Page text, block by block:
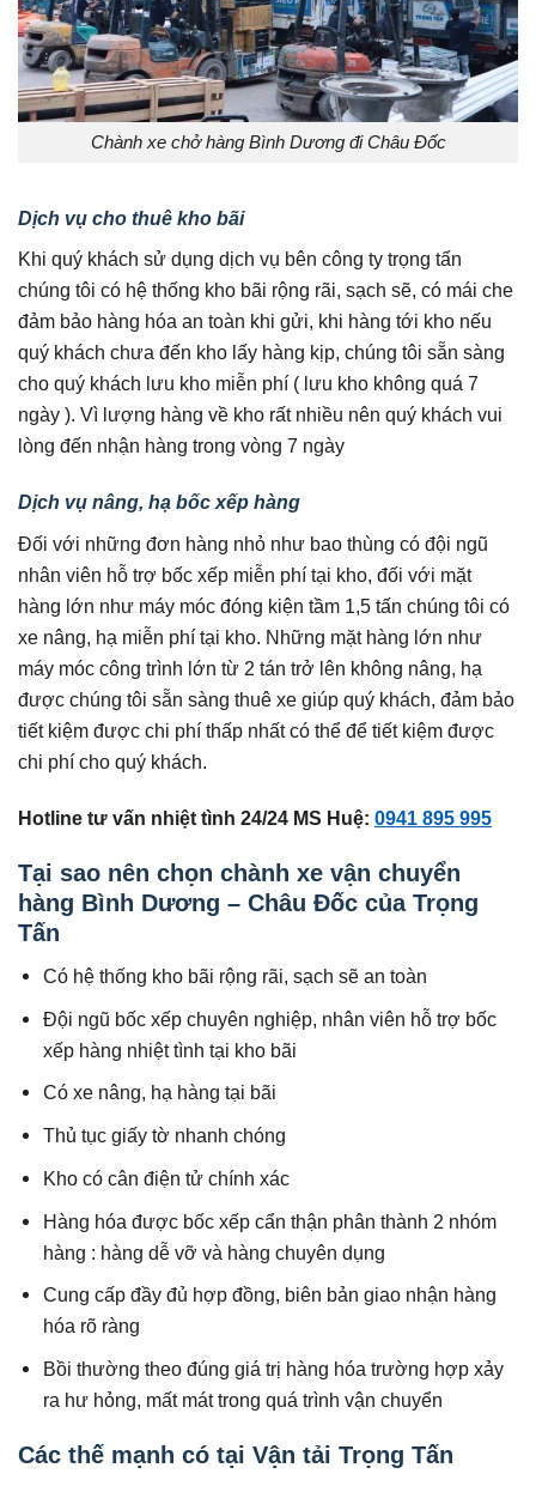
Chành xe chở hàng Bình Dương đi Châu Đốc
Dịch vụ cho thuê kho bãi
Khi quý khách sử dụng dịch vụ bên công ty trọng tấn
chúng tôi có hệ thống kho bãi rộng rãi, sạch sẽ, có mái che
đảm bảo hàng hóa an toàn khi gửi, khi hàng tới kho nếu
quý khách chưa đến kho lấy hàng kịp, chúng tôi sẵn sàng
cho quý khách lưu kho miễn phí ( lưu kho không quá 7
ngày ). Vì lượng hàng về kho rất nhiều nên quý khách vui
lòng đến nhận hàng trong vòng 7 ngày
Dịch vụ nâng, hạ bốc xếp hàng
Đối với những đơn hàng nhỏ như bao thùng có đội ngũ
nhân viên hỗ trợ bốc xếp miễn phí tại kho, đối với mặt
hàng lớn như máy móc đóng kiện tầm 1,5 tấn chúng tôi có
xe nâng, hạ miễn phí tại kho. Những mặt hàng lớn như
máy móc công trình lớn từ 2 tán trở lên không nâng, hạ
được chúng tôi sẵn sàng thuê xe giúp quý khách, đảm bảo
tiết kiệm được chi phí thấp nhất có thể để tiết kiệm được
chi phí cho quý khách.
Hotline tư vấn nhiệt tình 24/24 MS Huệ: 0941 895 995
Tại sao nên chọn chành xe vận chuyển
hàng Bình Dương – Châu Đốc của Trọng
Tấn
Có hệ thống kho bãi rộng rãi, sạch sẽ an toàn
Đội ngũ bốc xếp chuyên nghiệp, nhân viên hỗ trợ bốc
xếp hàng nhiệt tình tại kho bãi
Có xe nâng, hạ hàng tại bãi
Thủ tục giấy tờ nhanh chóng
Kho có cân điện tử chính xác
Hàng hóa được bốc xếp cẩn thận phân thành 2 nhóm
hàng : hàng dễ vỡ và hàng chuyên dụng
Cung cấp đầy đủ hợp đồng, biên bản giao nhận hàng
hóa rõ ràng
Bồi thường theo đúng giá trị hàng hóa trường hợp xảy
ra hư hỏng, mất mát trong quá trình vận chuyển
Các thế mạnh có tại Vận tải Trọng Tấn